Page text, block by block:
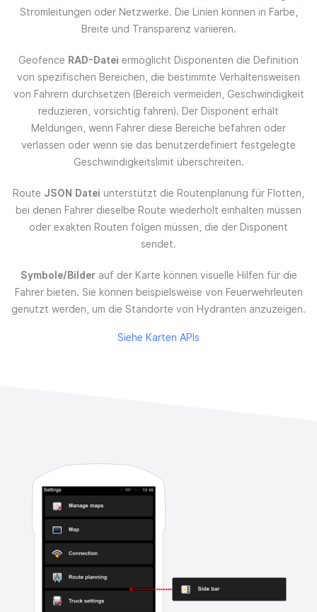
Stromleitungen oder Netzwerke. Die Linien können in Farbe,
Breite und Transparenz variieren.
Geofence RAD-Datei ermöglicht Disponenten die Definition
von spezifischen Bereichen, die bestimmte Verhaltensweisen
von Fahrern durchsetzen (Bereich vermeiden, Geschwindigkeit
reduzieren, vorsichtig fahren). Der Disponent erhält
Meldungen, wenn Fahrer diese Bereiche befahren oder
verlassen oder wenn sie das benutzerdefiniert festgelegte
Geschwindigkeitslimit überschreiten.
Route JSON Datei unterstützt die Routenplanung für Flotten,
bei denen Fahrer dieselbe Route wiederholt einhalten müssen
oder exakten Routen folgen müssen, die der Disponent
sendet.
Symbole/Bilderauf der Karte können visuelle Hilfen für die
Fahrer bieten. Sie können beispielsweise von Feuerwehrleuten
genutzt werden, um die Standorte von Hydranten anzuzeigen.
Siehe Karten APIs